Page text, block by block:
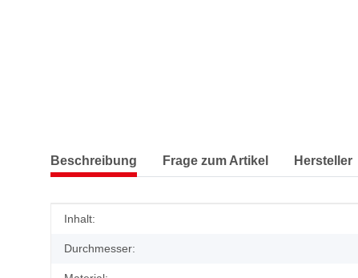
Beschreibung Frage zum Artikel Hersteller
Produkteigenschaft
Wert
Inhalt:
Durchmesser: